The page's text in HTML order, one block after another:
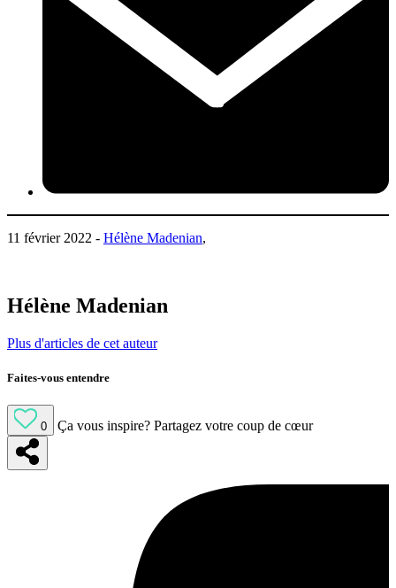
11 février 2022 - Hélène Madenian,
Hélène Madenian
Plus d'articles de cet auteur
Faites-vous entendre
0 Ça vous inspire? Partagez votre coup de cœur